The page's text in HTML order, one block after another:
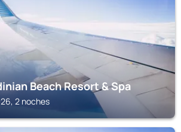
Beach Resort & Spa
2 noches